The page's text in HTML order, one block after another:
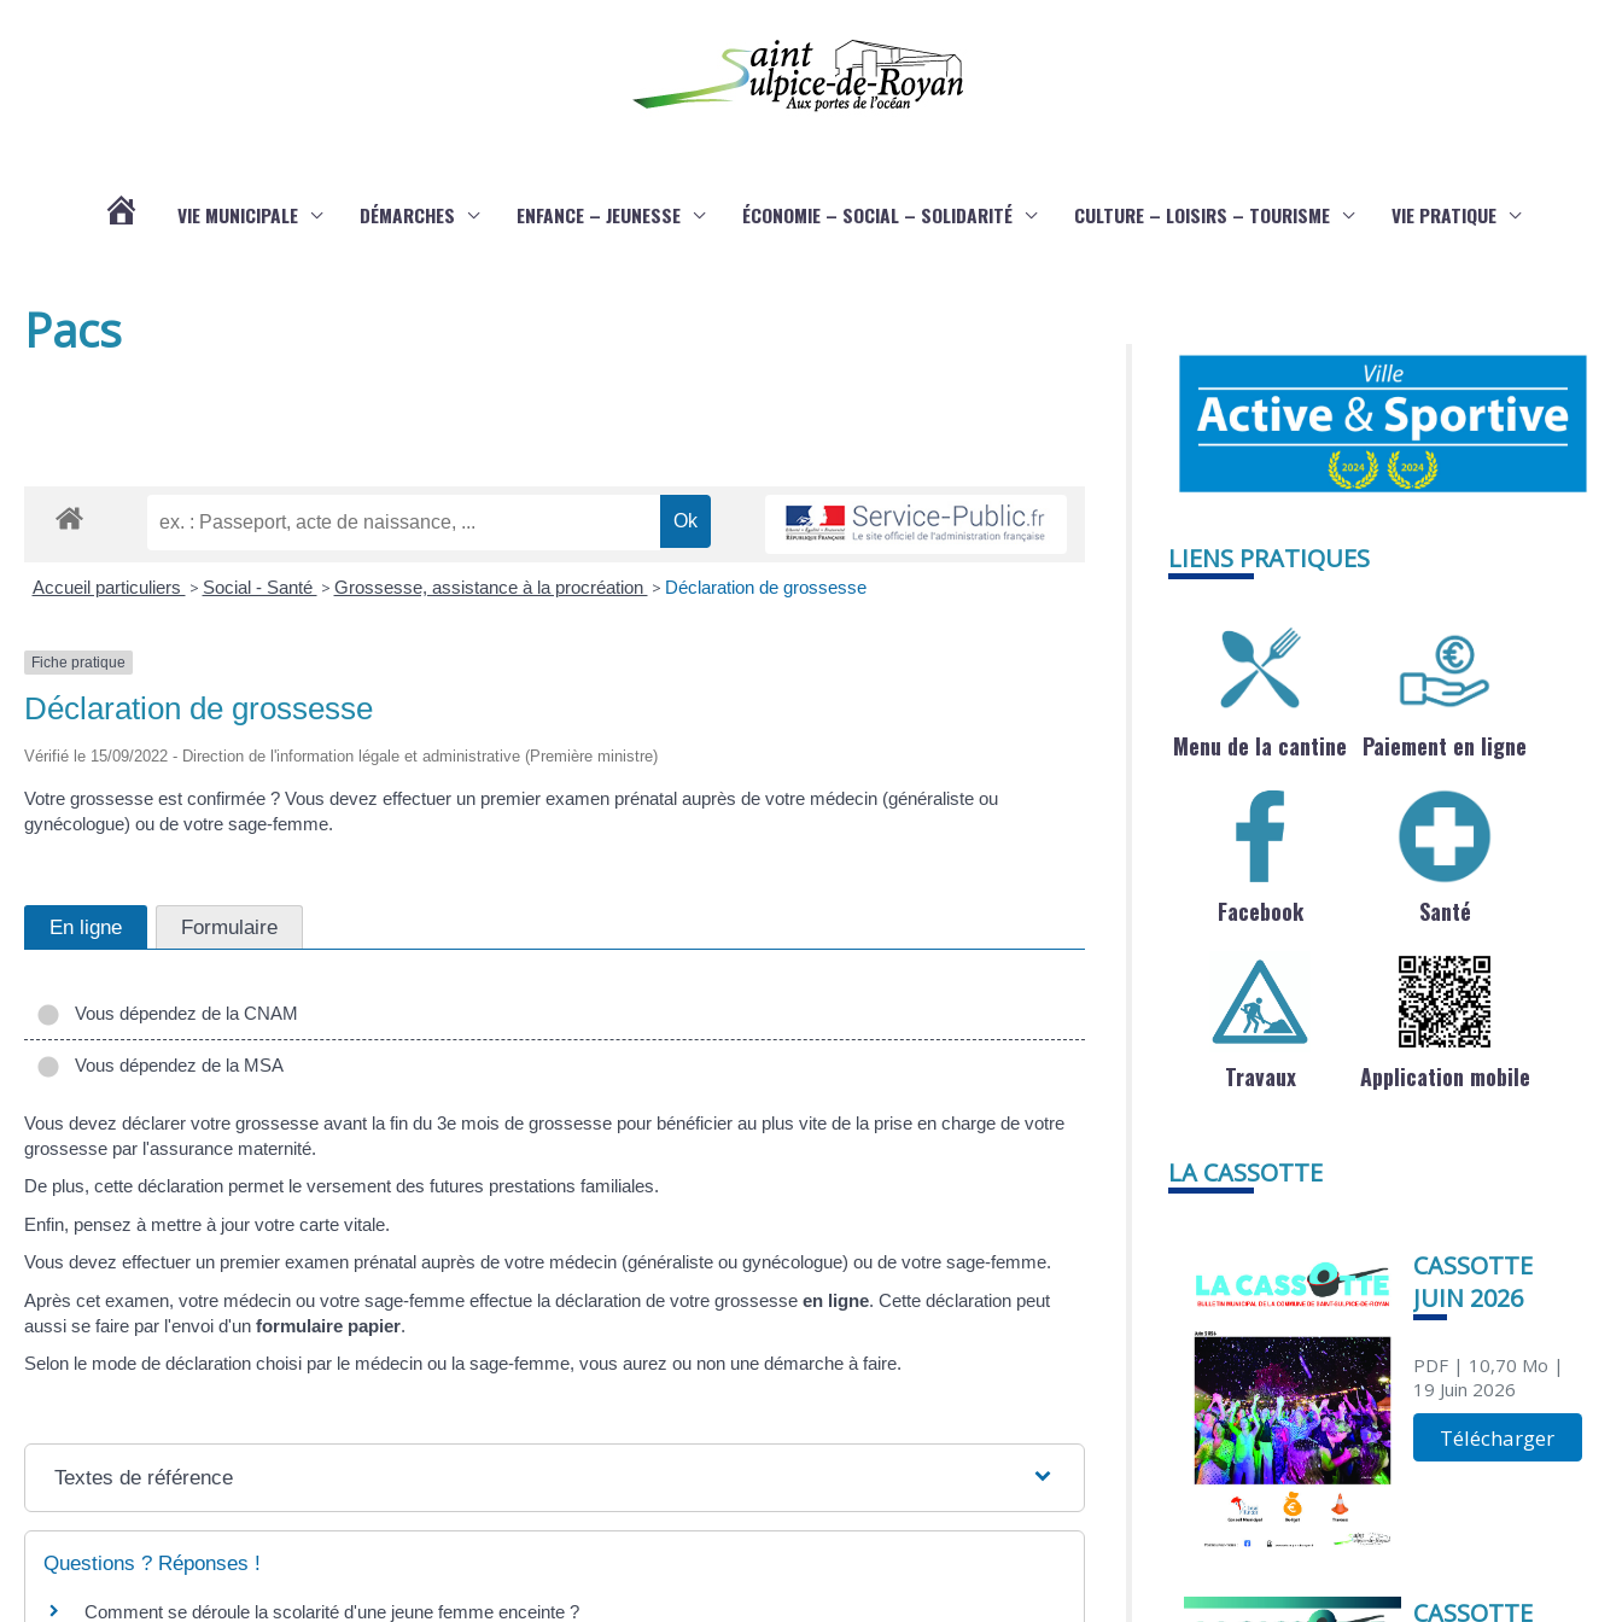
VIE MUNICIPALE DÉMARCHES ENFANCE – JEUNESSE ÉCONOMIE – SOCIAL – SOLIDARITÉ CULTURE – LOISIRS – TOURISME VIE PRATIQUE
Pacs
Accueil particuliers > Social - Santé > Grossesse, assistance à la procréation > Déclaration de grossesse
Fiche pratique
Déclaration de grossesse
Vérifié le 15/09/2022 - Direction de l'information légale et administrative (Première ministre)
Votre grossesse est confirmée ? Vous devez effectuer un premier examen prénatal auprès de votre médecin (généraliste ou
gynécologue) ou de votre sage-femme.
En ligne Formulaire
Vous dépendez de la CNAM
Vous dépendez de la MSA
Vous devez déclarer votre grossesse avant la fin du 3e mois de grossesse pour bénéficier au plus vite de la prise en charge de votre
grossesse par l'assurance maternité.
De plus, cette déclaration permet le versement des futures prestations familiales.
Enfin, pensez à mettre à jour votre carte vitale.
Vous devez effectuer un premier examen prénatal auprès de votre médecin (généraliste ou gynécologue) ou de votre sage-femme.
Après cet examen, votre médecin ou votre sage-femme effectue la déclaration de votre grossesse en ligne. Cette déclaration peut
aussi se faire par l'envoi d'un formulaire papier.
Selon le mode de déclaration choisi par le médecin ou la sage-femme, vous aurez ou non une démarche à faire.
Textes de référence
Questions ? Réponses !
Comment se déroule la scolarité d'une jeune femme enceinte ?
LIENS PRATIQUES
Menu de la cantine Paiement en ligne
Facebook Santé
Travaux Application mobile
LA CASSOTTE
CASSOTTE
JUIN 2026
PDF| 10,70 Mo |
19 Juin 2026
Télécharger
CASSOTTE